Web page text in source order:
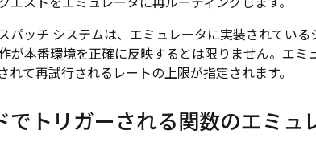
エストをエミュレータに再ルーティングします。
パッチ システムは、エミュレータに実装されてい
が本番環境を正確に反映するとは限りません。エミ
れて再試行されるレートの上限が指定されます。
でトリガーされる関数のエミュ